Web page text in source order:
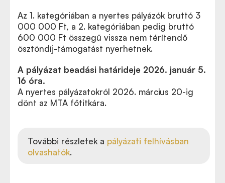
Az 1. kategóriában a nyertes pályázók bruttó 3
000 000 Ft, a 2. kategóriában pedig bruttó
600 000 Ft összegű vissza nem térítendő
ösztöndíj-támogatást nyerhetnek.
A pályázat beadási határideje 2026. január 5.
16 óra.
A nyertes pályázatokról 2026. március 20-ig
dönt az MTA főtitkára.
További részletek a pályázati felhívásban
olvashatók.